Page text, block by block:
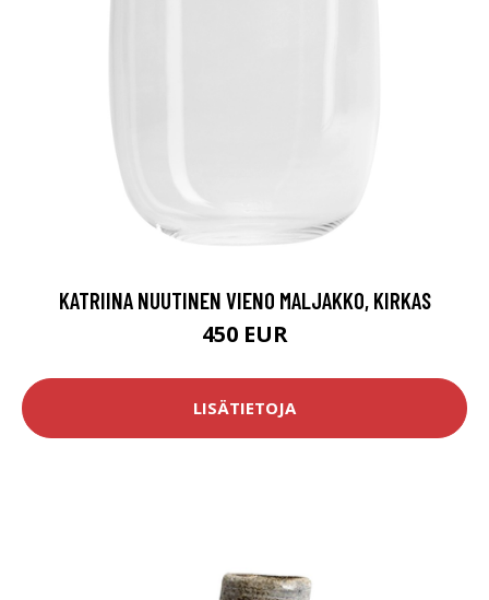
KATRIINA NUUTINEN VIENO MALJAKKO, KIRKAS
450 EUR
LISÄTIETOJA